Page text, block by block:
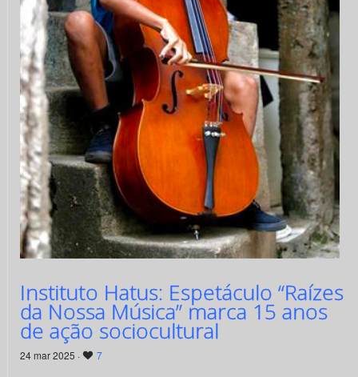
Instituto Hatus: Espetáculo “Raízes
da Nossa Música” marca 15 anos
de ação sociocultural
24 mar 2025 · 7